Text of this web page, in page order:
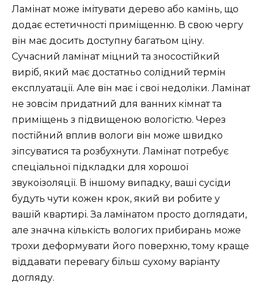
Ламінат може імітувати дерево або камінь, що
додає естетичності приміщенню. В свою чергу
він має досить доступну багатьом ціну.
Сучасний ламінат міцний та зносостійкий
виріб, який має достатньо солідний термін
експлуатації. Але він має і свої недоліки. Ламінат
не зовсім придатний для ванних кімнат та
приміщень з підвищеною вологістю. Через
постійний вплив вологи він може швидко
зіпсуватися та розбухнути. Ламінат потребує
спеціальної підкладки для хорошої
звукоізоляції. В іншому випадку, ваші сусіди
будуть чути кожен крок, який ви робите у
вашій квартирі. За ламінатом просто доглядати,
але значна кількість вологих прибирань може
трохи деформувати його поверхню, тому краще
віддавати перевагу більш сухому варіанту
догляду.